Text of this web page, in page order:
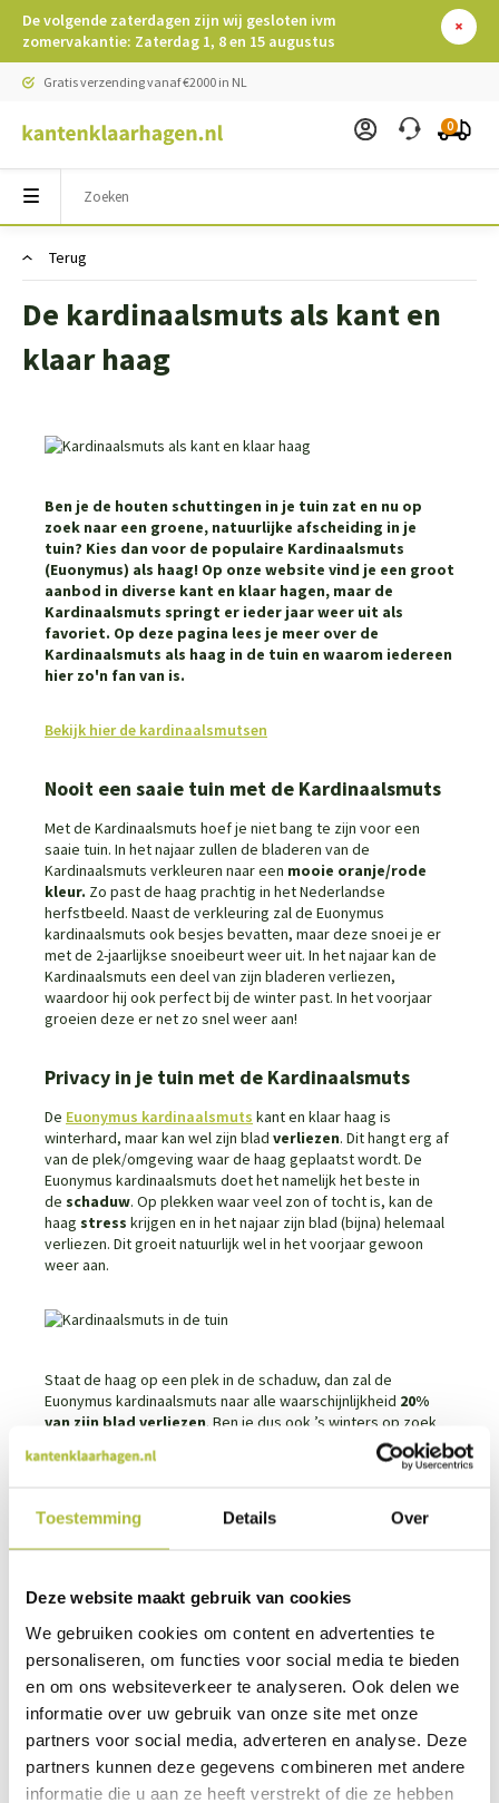
Toestemming Details Over
Deze website maakt gebruik van cookies
We gebruiken cookies om content en advertenties te
personaliseren, om functies voor social media te bieden
en om ons websiteverkeer te analyseren. Ook delen we
informatie over uw gebruik van onze site met onze
partners voor social media, adverteren en analyse. Deze
partners kunnen deze gegevens combineren met andere
informatie die u aan ze heeft verstrekt of die ze hebben
De volgende zaterdagen zijn wij gesloten ivm
zomervakantie: Zaterdag 1, 8 en 15 augustus
Gratis verzending vanaf €2000 in NL
0
Terug
De kardinaalsmuts als kant en
klaar haag
Ben je de houten schuttingen in je tuin zat en nu op
zoek naar een groene, natuurlijke afscheiding in je
tuin? Kies dan voor de populaire Kardinaalsmuts
(Euonymus) als haag! Op onze website vind je een groot
aanbod in diverse kant en klaar hagen, maar de
Kardinaalsmuts springt er ieder jaar weer uit als
favoriet. Op deze pagina lees je meer over de
Kardinaalsmuts als haag in de tuin en waarom iedereen
hier zo'n fan van is.
Bekijk hier de kardinaalsmutsen
Nooit een saaie tuin met de Kardinaalsmuts
Met de Kardinaalsmuts hoef je niet bang te zijn voor een
saaie tuin. In het najaar zullen de bladeren van de
Kardinaalsmuts verkleuren naar een mooie oranje/rode
kleur. Zo past de haag prachtig in het Nederlandse
herfstbeeld. Naast de verkleuring zal de Euonymus
kardinaalsmuts ook besjes bevatten, maar deze snoei je er
met de 2-jaarlijkse snoeibeurt weer uit. In het najaar kan de
Kardinaalsmuts een deel van zijn bladeren verliezen,
waardoor hij ook perfect bij de winter past. In het voorjaar
groeien deze er net zo snel weer aan!
Privacy in je tuin met de Kardinaalsmuts
De Euonymus kardinaalsmuts kant en klaar haag is
winterhard, maar kan wel zijn blad verliezen. Dit hangt erg af
van de plek/omgeving waar de haag geplaatst wordt. De
Euonymus kardinaalsmuts doet het namelijk het beste in
de schaduw. Op plekken waar veel zon of tocht is, kan de
haag stress krijgen en in het najaar zijn blad (bijna) helemaal
verliezen. Dit groeit natuurlijk wel in het voorjaar gewoon
weer aan.
Staat de haag op een plek in de schaduw, dan zal de
Euonymus kardinaalsmuts naar alle waarschijnlijkheid 20%
van zijn blad verliezen. Ben je dus ook ’s winters op zoek
naar privacy? Kijk dan goed na of jouw omgeving geschikt is
voor de Euonymus kardinaalsmuts. Om er zeker van te zijn
sommige gevallen beter kiezen voor een Hedera als
haagsoort.
Het plaatsen van de Kardinaalsmuts
De Euonymus kardinaalsmuts hagen zijn gemakkelijk zelf te
plaatsen. Met onze
tijd een natuurlijk afscheiding in je tuin. Je kunt de Euonymus
kardinaalsmuts hagen plaatsen met hardhouten of ijzeren
palen. Dit is smaak gerelateerd. Qua stevigheid maakt het
voor de hagen niets uit.
Liever de Euonymus kardinaalsmuts haag tegen een muur